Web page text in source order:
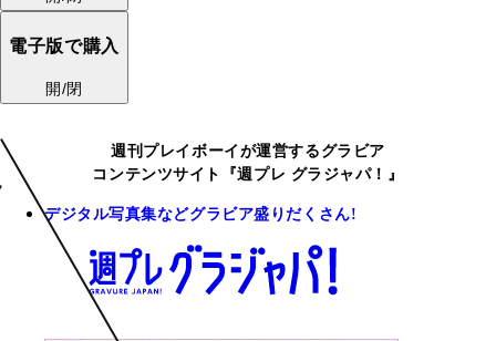
電子版で購入
開/閉
週刊プレイボーイが運営するグラビア
コンテンツサイト『週プレ グラジャパ！』
デジタル写真集などグラビア盛りだくさん!